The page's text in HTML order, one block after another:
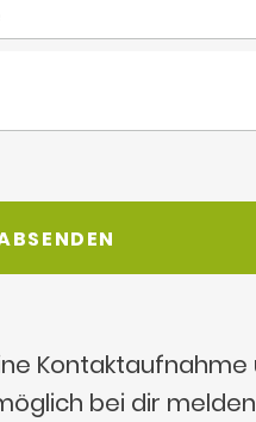
Kontaktaufnahme
bei dir